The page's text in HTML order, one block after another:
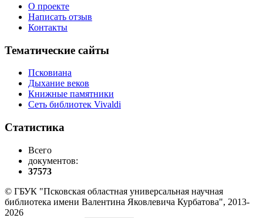
О проекте
Написать отзыв
Контакты
Тематические сайты
Псковиана
Дыхание веков
Книжные памятники
Сеть библиотек Vivaldi
Статистика
Всего
документов:
37573
© ГБУК "Псковская областная универсальная научная
библиотека имени Валентина Яковлевича Курбатова", 2013-
2026